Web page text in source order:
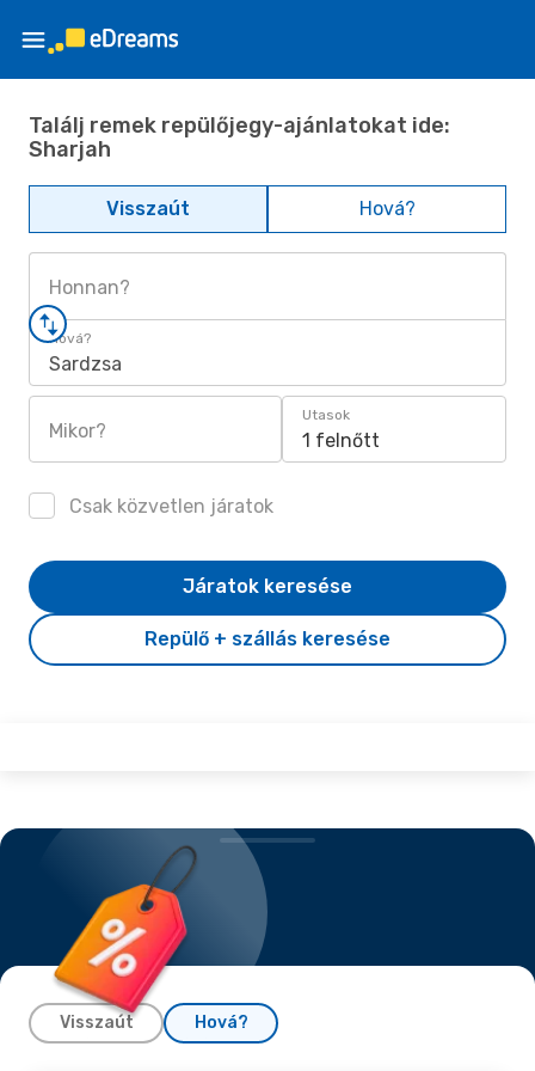
Találj remek repülőjegy-ajánlatokat ide:
Sharjah
Visszaút Hová?
Honnan?
Hová?
Sardzsa
Mikor?
Utasok
1 felnőtt
Csak közvetlen járatok
Repülő + szállás keresése
Járatok keresése
Visszaút Hová?